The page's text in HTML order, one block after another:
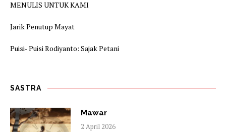
MENULIS UNTUK KAMI
Jarik Penutup Mayat
Puisi- Puisi Rodiyanto: Sajak Petani
SASTRA
Mawar
2 April 2026